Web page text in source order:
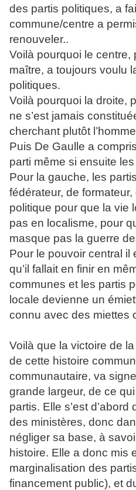
des partis politiques, a
commune/centre a
renouveler..
Voilà pourquoi le centre,
maître, a toujours voulu
politiques.
Voilà pourquoi la droite,
ne s’est jamais
cherchant plutôt
Puis De Gaulle a
parti même si ensuite les
Pour la gauche, les
fédérateur, de
politique pour que la vie
pas en localisme, pour
masque pas la guerre
Pour le pouvoir central il
qu’il fallait en finir en
communes et les partis
locale devienne un
connu avec des miettes
Voilà que la victoire de
de cette histoire
communautaire, va
grande largeur, de ce
partis. Elle s’est
des ministères, donc
négliger sa base, à
histoire. Elle a donc mis
marginalisation des
financement public), et